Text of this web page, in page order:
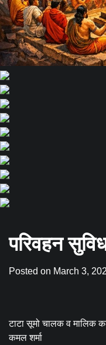
परिवहन
Posted on March 3,
टाटा सूमो चालक व मालिक
कमल शर्मा